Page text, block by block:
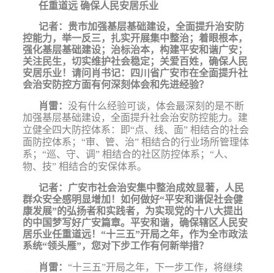
任重道远 确保人民安居乐业
记者： 贵市加强基层基础建设，全面提升治安防
控能力，举一反三，扎实开展集中整治；着眼根本，
强化基层基础建设；治标治本，构建平安和谐广安；
关注民生，切实维护社会稳定；关爱百姓，确保人民
安居乐业！请问肖书记：四川省广安市在全面提升社
会治安防控方面有何深刻体会和先进经验？
肖雷： 没有什么经验可谈，体会最深刻的是不断
加强基层基础建设，全面提升社会治安防控能力。建
立健全四大防控体系：即“点、线、面” 相结合的社会
面防控体系；“审、管、治” 相结合的行业场所管理体
系；“巡、守、调” 相结合的社区防控体系；“人、
物、技” 相结合的安保体系。
记者： 广安市社会治安集中整治成效显著，人民
群众安全感明显增加！如何做好“平安和谐促社会健
康发展”的弘扬者和实践者，为实现党的十八大提出
的中国梦写好广安篇章。平安和谐，确保辖区人民安
居乐业任重道远！“十三五”开局之年，作为全市政法
系统“领头雁”，您对下步工作有何新举措？
肖雷： “十三五”开局之年， 下一步工作，将继续